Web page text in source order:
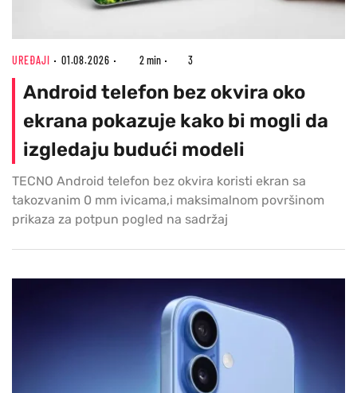
UREĐAJI 01.08.2026 2 min 3
Android telefon bez okvira oko
ekrana pokazuje kako bi mogli da
izgledaju budući modeli
TECNO Android telefon bez okvira koristi ekran sa
takozvanim 0 mm ivicama,i maksimalnom površinom
prikaza za potpun pogled na sadržaj